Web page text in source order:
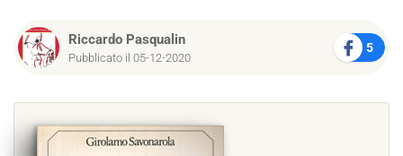
Riccardo Pasqualin
Pubblicato il 05-12-2020
5